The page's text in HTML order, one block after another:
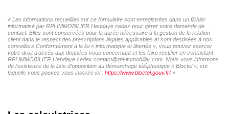
« Les informations recueillies sur ce formulaire sont enregistrées dans un fichier
informatisé par RPI IMMOBILIER Hendaye cedex pour gérer votre demande de
contact. Elles sont conservées pour la durée nécessaire à la gestion de la relation
client dans le respect des prescriptions légales applicables et sont destinées à nos
conseillers Conformément à la loi « informatique et libertés », vous pouvez exercer
votre droit d'accès aux données vous concernant et les faire rectifier en contactant
RPI IMMOBILIER Hendaye cedex contact@rpi-immobilier.com. Nous vous informons
de l'existence de la liste d'opposition au démarchage téléphonique « Bloctel », sur
laquelle vous pouvez vous inscrire ici : https://www.bloctel.gouv.fr/»